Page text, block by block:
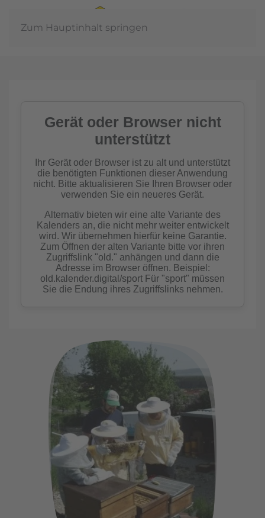
Zum Hauptinhalt springen